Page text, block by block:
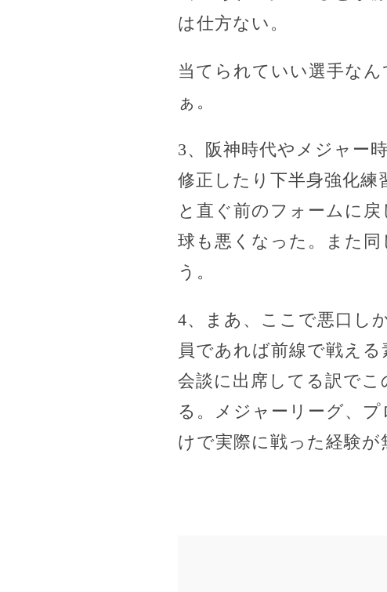
は仕方ない。
当てられていい選手な
ぁ。
3、阪神時代やメジャー
修正したり下半身強化練
と直ぐ前のフォームに
球も悪くなった。また
う。
4、まあ、ここで悪口し
員であれば前線で戦え
会談に出席してる訳で
る。メジャーリーグ、
けで実際に戦った経験が